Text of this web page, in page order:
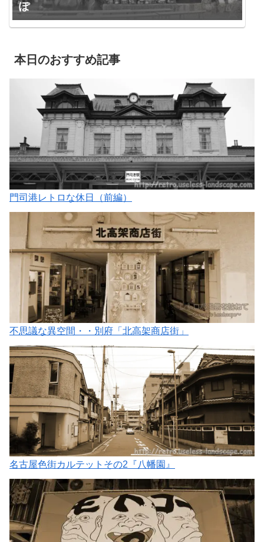
ぽ
本日のおすすめ記事
門司港レトロな休日（前編）
不思議な異空間・・別府「北高架商店街」
名古屋色街カルテットその2『八幡園』